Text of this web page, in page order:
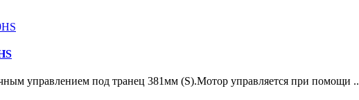
управлением под транец 381мм (S).Мотор управляется при помощи ..